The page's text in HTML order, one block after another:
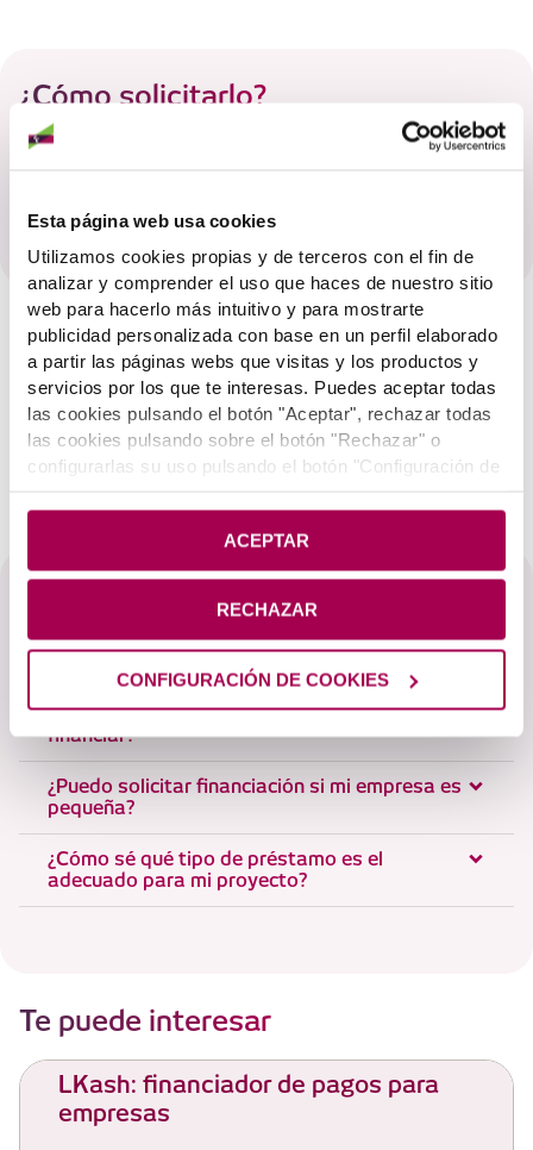
Esta página web usa cookies
Utilizamos cookies propias y de terceros con el fin de
analizar y comprender el uso que haces de nuestro sitio
web para hacerlo más intuitivo y para mostrarte
publicidad personalizada con base en un perfil elaborado
a partir las páginas webs que visitas y los productos y
servicios por los que te interesas. Puedes aceptar todas
las cookies pulsando el botón "Aceptar", rechazar todas
las cookies pulsando sobre el botón "Rechazar" o
configurarlas su uso pulsando el botón "Configuración de
de Cookies
ACEPTAR
CONFIGURACIÓN DE COOKIES
RECHAZAR
¿Cómo solicitarlo?
Contacta con tu gestor o gestora, o acude a una
TE ASESORAMOS POR EMAIL
O POR TELÉFONO
Preguntas frecuentes
Expandir todo
¿Qué tipo de proyectos de inversión puedo
financiar?
¿Puedo solicitar financiación si mi empresa es
pequeña?
¿Cómo sé qué tipo de préstamo es el
adecuado para mi proyecto?
Te puede interesar
LKash: financiador de pagos para
empresas